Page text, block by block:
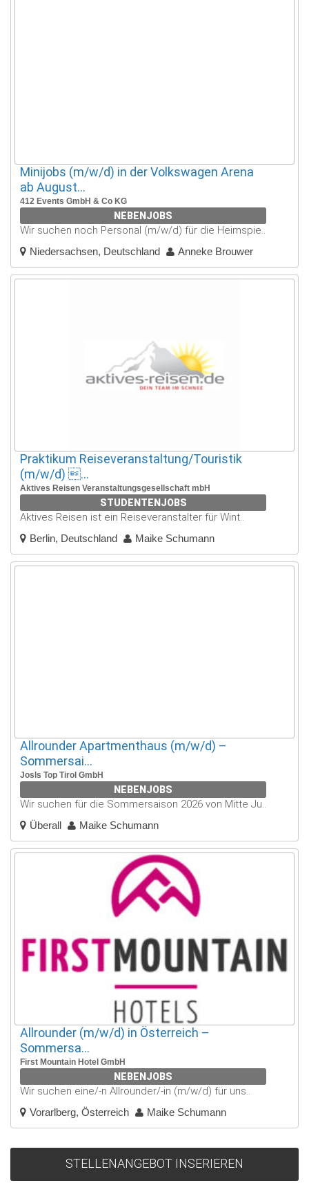
Minijobs (m/w/d) in der Volkswagen Arena
ab August...
412 Events GmbH & Co KG
NEBENJOBS
Wir suchen noch Personal (m/w/d) für die Heimspie..
Niedersachsen, Deutschland Anneke Brouwer
Praktikum Reiseveranstaltung/Touristik
(m/w/d) ...
Aktives Reisen Veranstaltungsgesellschaft mbH
STUDENTENJOBS
Aktives Reisen ist ein Reiseveranstalter für Wint..
Berlin, Deutschland Maike Schumann
Allrounder Apartmenthaus (m/w/d) –
Sommersai...
Josls Top Tirol GmbH
NEBENJOBS
Wir suchen für die Sommersaison 2026 von Mitte Ju..
Überall Maike Schumann
Allrounder (m/w/d) in Österreich –
Sommersa...
First Mountain Hotel GmbH
NEBENJOBS
Wir suchen eine/-n Allrounder/-in (m/w/d) für uns..
Vorarlberg, Österreich Maike Schumann
STELLENANGEBOT INSERIEREN